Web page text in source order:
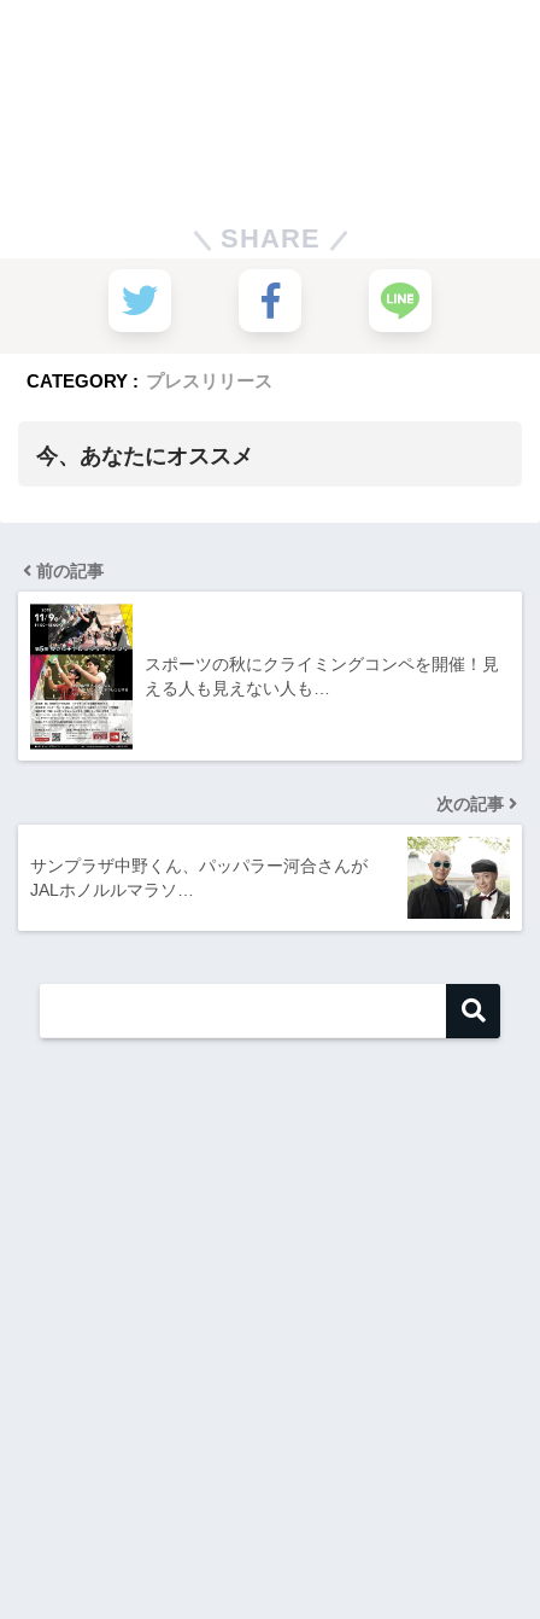
SHARE
CATEGORY : プレスリリース
今、あなたにオススメ
前の記事
スポーツの秋にクライミングコンペを開催！見
える人も見えない人も…
次の記事
サンプラザ中野くん、パッパラー河合さんが
JALホノルルマラソ…